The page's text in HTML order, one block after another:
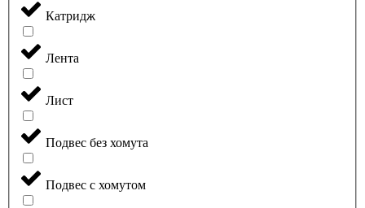
Катридж
Лента
Лист
Подвес без хомута
Подвес с хомутом